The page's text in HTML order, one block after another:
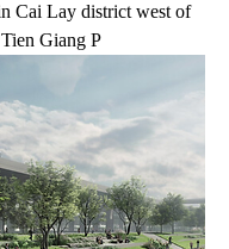
Cai Lay district west of
Giang P